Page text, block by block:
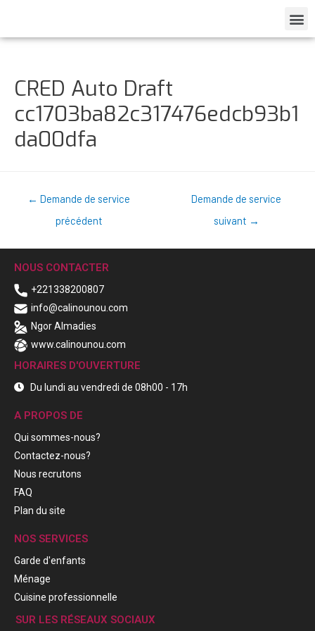
CRED Auto Draft
cc1703ba82c317476edcb93b1
da00dfa
← Demande de service
précédent
Demande de service
suivant →
NOUS CONTACTER
+221338200807
info@calinounou.com
Ngor Almadies
www.calinounou.com
HORAIRES D'OUVERTURE
Du lundi au vendredi de 08h00 - 17h
A PROPOS DE
Qui sommes-nous?
Contactez-nous?
Nous recrutons
FAQ
Plan du site
NOS SERVICES
Garde d'enfants
Ménage
Cuisine professionnelle
SUR LES RÉSEAUX SOCIAUX